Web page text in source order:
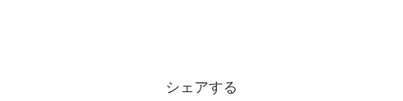
シェアする